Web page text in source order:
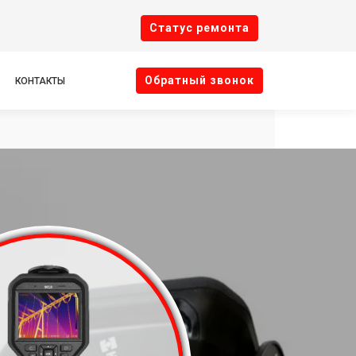
Cтатус ремонта
КОНТАКТЫ Oбратный звонок